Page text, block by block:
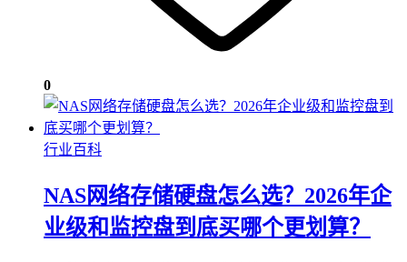
0
行业百科
NAS网络存储硬盘怎么选？2026年企
业级和监控盘到底买哪个更划算？